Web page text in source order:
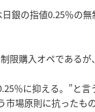
銀の指値0.25％の
限購入オペであるが
％に抑える。”と
市場原則に抗ったも